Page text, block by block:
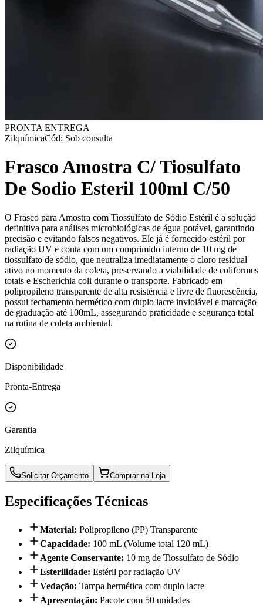
PRONTA ENTREGA
ZilquímicaCód: Sob consulta
Frasco Amostra C/ Tiosulfato
De Sodio Esteril 100ml C/50
O Frasco para Amostra com Tiossulfato de Sódio Estéril é a solução
definitiva para análises microbiológicas de água potável, garantindo
precisão e evitando falsos negativos. Ele já é fornecido estéril por
radiação UV e conta com um comprimido interno de 10 mg de
tiossulfato de sódio, que neutraliza imediatamente o cloro residual
ativo no momento da coleta, preservando a viabilidade de coliformes
totais e Escherichia coli durante o transporte. Fabricado em
polipropileno transparente de alta resistência e livre de fluorescência,
possui fechamento hermético com duplo lacre inviolável e marcação
de graduação até 100mL, assegurando praticidade e segurança total
na rotina de coleta ambiental.
Disponibilidade
Pronta-Entrega
Garantia
Zilquímica
Solicitar Orçamento Comprar na Loja
Especificações Técnicas
Material: Polipropileno (PP) Transparente
Capacidade: 100 mL (Volume total 120 mL)
Agente Conservante: 10 mg de Tiossulfato de Sódio
Esterilidade: Estéril por radiação UV
Vedação: Tampa hermética com duplo lacre
Apresentação: Pacote com 50 unidades